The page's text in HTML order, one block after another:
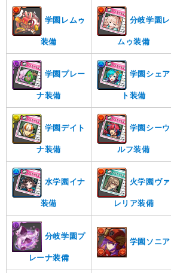
学園レムゥ
装備
分岐学園レ
ムゥ装備
学園プレー
ナ装備
学園シェア
ト装備
学園デイト
ナ装備
学園シーウ
ルフ装備
水学園イナ
装備
火学園ヴァ
レリア装備
分岐学園プ
レーナ装備
学園ソニア